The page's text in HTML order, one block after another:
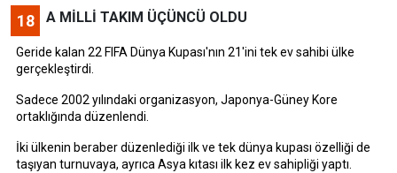
18 A MİLLİ TAKIM ÜÇÜNCÜ OLDU
Geride kalan 22 FIFA Dünya Kupası'nın 21'ini tek ev sahibi ülke
gerçekleştirdi.
Sadece 2002 yılındaki organizasyon, Japonya-Güney Kore
ortaklığında düzenlendi.
İki ülkenin beraber düzenlediği ilk ve tek dünya kupası özelliği de
taşıyan turnuvaya, ayrıca Asya kıtası ilk kez ev sahipliği yaptı.